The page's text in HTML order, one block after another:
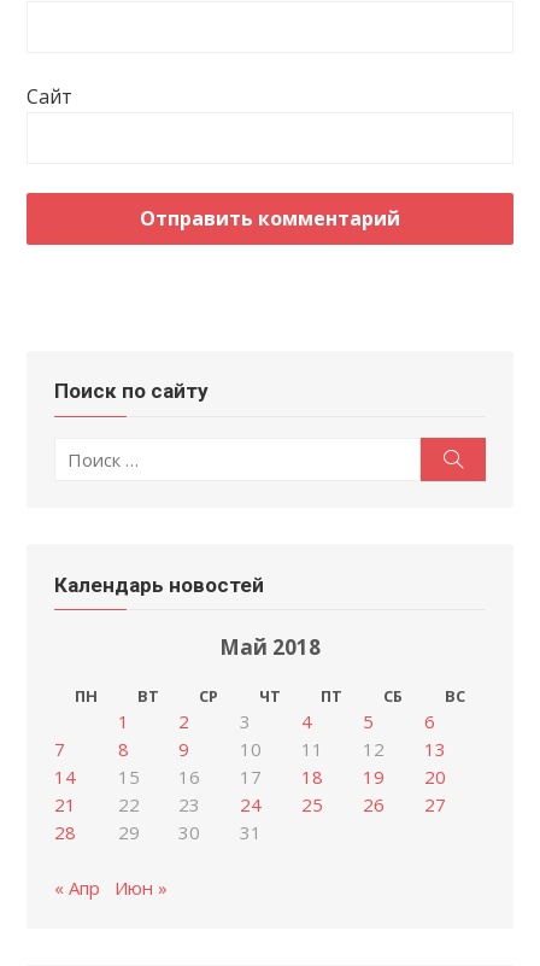
Сайт
Поиск по сайту
по:
Календарь новостей
Май 2018
ПН ВТ СР ЧТ ПТ СБ ВС
1 2 3 4 5
6
7
8 9 10 11 12
13
14
15 16 17 18 19
20
21
22 23 24 25 26
27
28
29 30 31
« Апр Июн »